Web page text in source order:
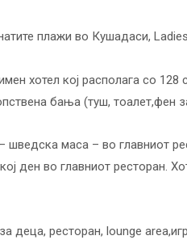
плажи во Кушадаси,
хотел кој располага со
бања (туш, тоалет,фен
шведска маса – во главниот
ден во главниот ресторан.
деца, ресторан, lounge